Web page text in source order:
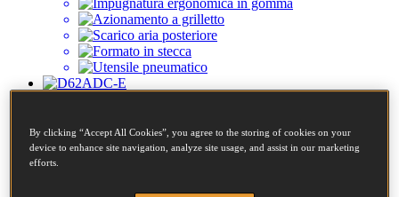
Lunghezza:12 - 19mm
By clicking “Accept All Cookies”, you agree to the storing of cookies on your
device to enhance site navigation, analyze site usage, and assist in our marketing
efforts.